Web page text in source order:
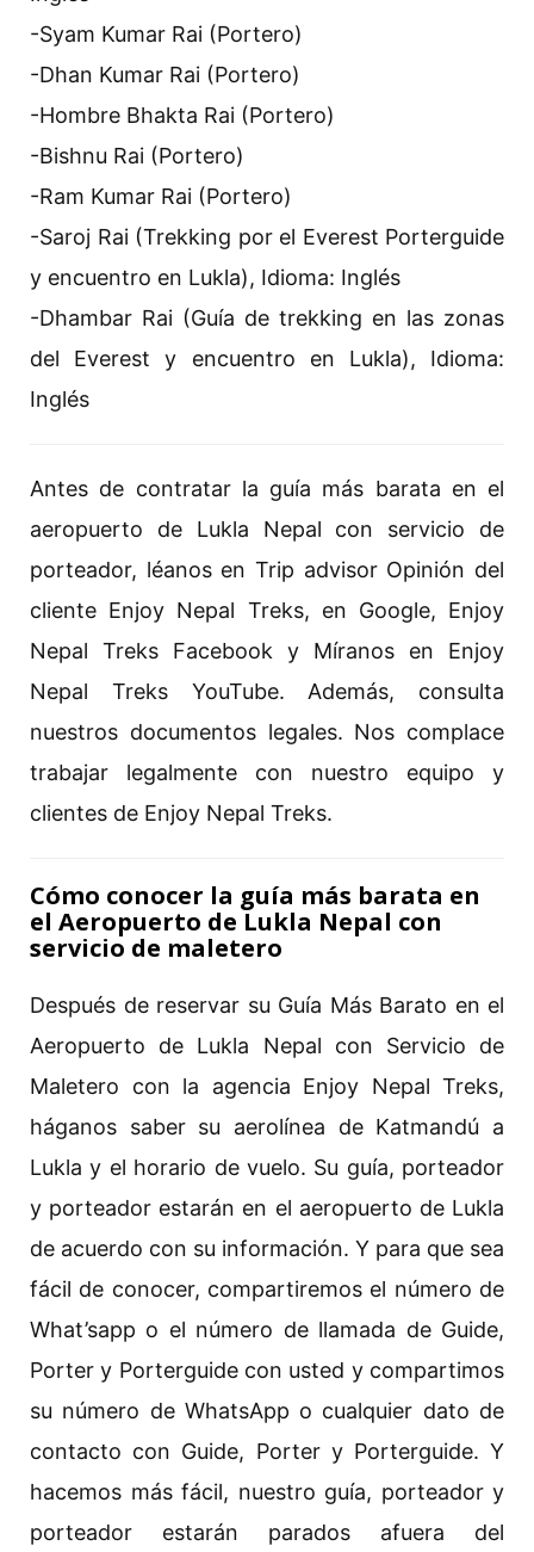
-Syam Kumar Rai (Portero)
-Dhan Kumar Rai (Portero)
-Hombre Bhakta Rai (Portero)
-Bishnu Rai (Portero)
-Ram Kumar Rai (Portero)
-Saroj Rai (Trekking por el Everest Porterguide
y encuentro en Lukla), Idioma: Inglés
-Dhambar Rai (Guía de trekking en las zonas
del Everest y encuentro en Lukla), Idioma:
Inglés
Antes de contratar la guía más barata en el
aeropuerto de Lukla Nepal con servicio de
porteador, léanos en Trip advisor Opinión del
cliente Enjoy Nepal Treks, en Google, Enjoy
Nepal Treks Facebook y Míranos en Enjoy
Nepal Treks YouTube. Además, consulta
nuestros documentos legales. Nos complace
trabajar legalmente con nuestro equipo y
clientes de Enjoy Nepal Treks.
Cómo conocer la guía más barata en
el Aeropuerto de Lukla Nepal con
servicio de maletero
Después de reservar su Guía Más Barato en el
Aeropuerto de Lukla Nepal con Servicio de
Maletero con la agencia Enjoy Nepal Treks,
háganos saber su aerolínea de Katmandú a
Lukla y el horario de vuelo. Su guía, porteador
y porteador estarán en el aeropuerto de Lukla
de acuerdo con su información. Y para que sea
fácil de conocer, compartiremos el número de
What’sapp o el número de llamada de Guide,
Porter y Porterguide con usted y compartimos
su número de WhatsApp o cualquier dato de
contacto con Guide, Porter y Porterguide. Y
hacemos más fácil, nuestro guía, porteador y
porteador estarán parados afuera del